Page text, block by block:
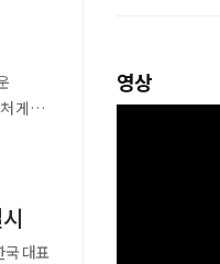
◆
게임
처
국 대표
영상